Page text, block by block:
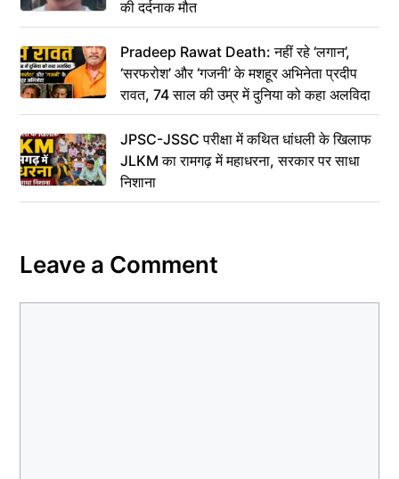
की दर्दनाक मौत
Pradeep Rawat Death: नहीं रहे ‘लगान’,
‘सरफरोश’ और ‘गजनी’ के मशहूर अभिनेता प्रदीप
रावत, 74 साल की उम्र में दुनिया को कहा अलविदा
JPSC-JSSC परीक्षा में कथित धांधली के खिलाफ
JLKM का रामगढ़ में महाधरना, सरकार पर साधा
निशाना
Leave a Comment